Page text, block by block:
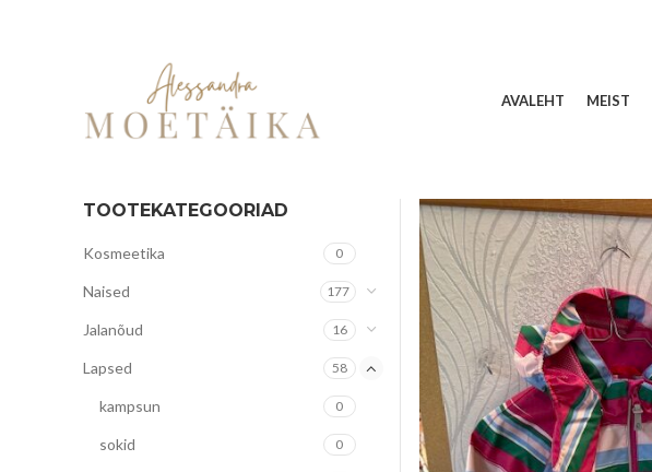
AVALEHT MEIST
TOOTEKATEGOORIAD
Kosmeetika 0
Naised 177
Jalanõud 16
Lapsed 58
kampsun 0
sokid 0